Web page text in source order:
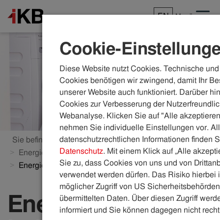
EN Menü
Sie befinden sich hier: ikb.at
Energie
Energieberatung
Aktuelle Energiespartipps
Energiesparen beim Waschen und Trocknen
Energiesparen
Cookie-
Diese Website nutzt Cookies. Technische
Cookies benötigen wir zwingend, damit Ihr
unserer Website auch funktioniert. Darüber
Cookies zur Verbesserung der
Webanalyse. Klicken Sie auf "Alle
nehmen Sie individuelle Einstellungen vor.
datenschutzrechtlichen Informationen finden
Datenschutz. Mit einem Klick auf „Alle
Sie zu, dass Cookies von uns und von
verwendet werden dürfen. Das Risiko hierbei
möglicher Zugriff von US
übermittelten Daten. Über diesen Zugriff
informiert und Sie können dagegen nicht